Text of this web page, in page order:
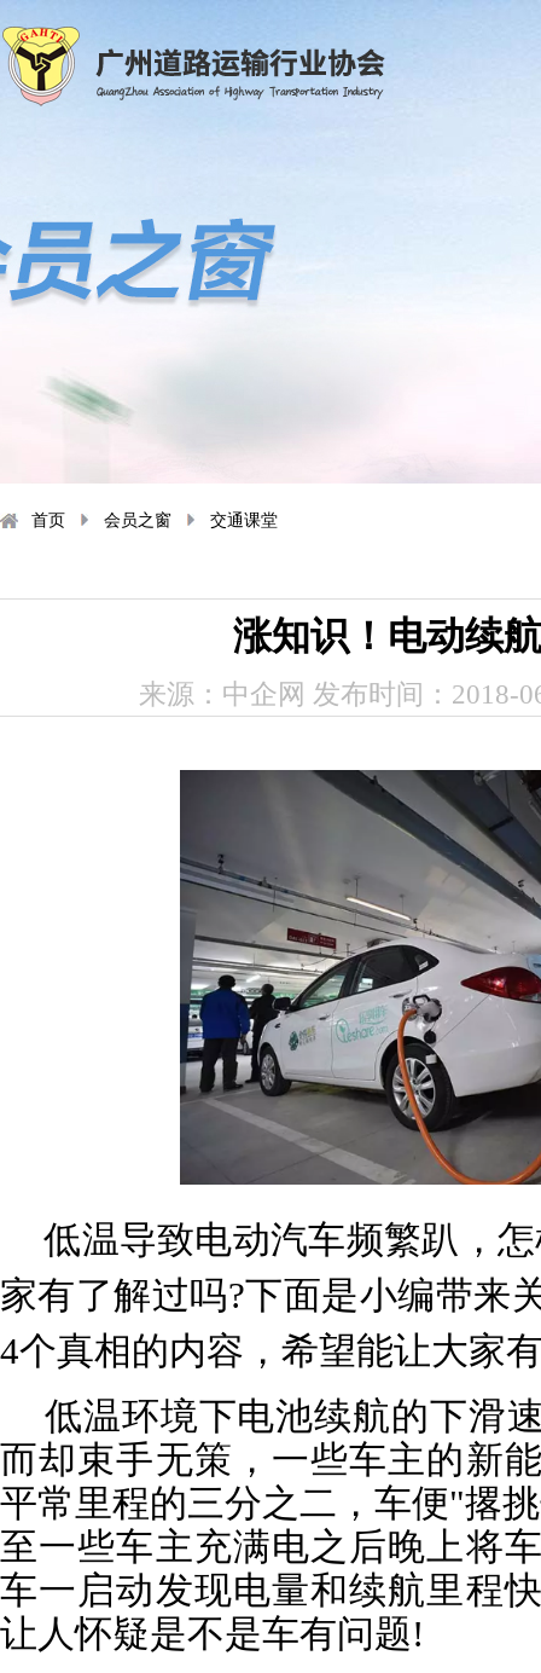
首页 会员之窗 交通课堂
涨知识！电动续
来源：中企网 发布时间：2018-
低温导致电动汽车频繁趴，
家有了解过吗?下面是小编带来
4个真相的内容，希望能让大家
低温环境下电池续航的下滑
而却束手无策，一些车主的新
平常里程的三分之二，车便"撂
至一些车主充满电之后晚上将
车一启动发现电量和续航里程
让人怀疑是不是车有问题!